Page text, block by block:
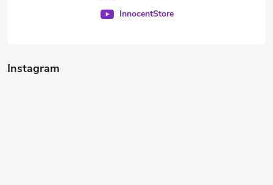
Instagram
InnocentStore